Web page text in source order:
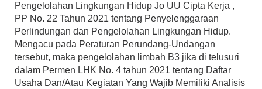
Pengelolahan Lingkungan Hidup Jo UU Cipta Kerja ,
PP No. 22 Tahun 2021 tentang Penyelenggaraan
Perlindungan dan Pengelolahan Lingkungan Hidup.
Mengacu pada Peraturan Perundang-Undangan
tersebut, maka pengelolahan limbah B3 jika di telusuri
dalam Permen LHK No. 4 tahun 2021 tentang Daftar
Usaha Dan/Atau Kegiatan Yang Wajib Memiliki Analisis